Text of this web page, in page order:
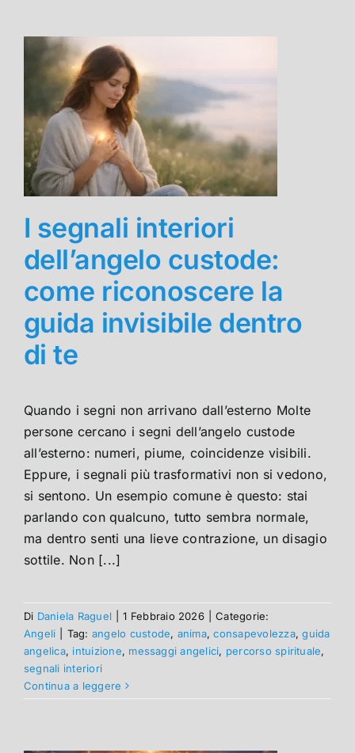
I segnali interiori
dell’angelo custode:
come riconoscere la
guida invisibile dentro
di te
Quando i segni non arrivano dall’esterno Molte
persone cercano i segni dell’angelo custode
all’esterno: numeri, piume, coincidenze visibili.
Eppure, i segnali più trasformativi non si vedono,
si sentono. Un esempio comune è questo: stai
parlando con qualcuno, tutto sembra normale,
ma dentro senti una lieve contrazione, un disagio
sottile. Non [...]
Di Daniela Raguel 1 Febbraio 2026
Categorie:
Angeli
Tag: angelo custode, anima,consapevolezza,guida
angelica, intuizione, messaggi angelici, percorso spirituale,
segnali interiori
Continua a leggere